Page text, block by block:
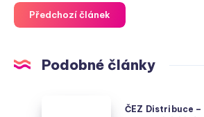
Předchozí článek
Podobné články
ČEZ Distribuce